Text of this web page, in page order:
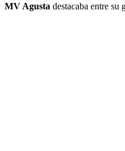
MV Agusta destacaba entre su